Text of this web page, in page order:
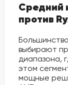
Средний
против
выбирают
диапазона,
этом
мощные